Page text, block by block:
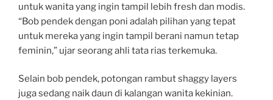
untuk wanita yang ingin tampil lebih fresh dan modis.
“Bob pendek dengan poni adalah pilihan yang tepat
untuk mereka yang ingin tampil berani namun tetap
feminin,” ujar seorang ahli tata rias terkemuka.
Selain bob pendek, potongan rambut shaggy layers
juga sedang naik daun di kalangan wanita kekinian.